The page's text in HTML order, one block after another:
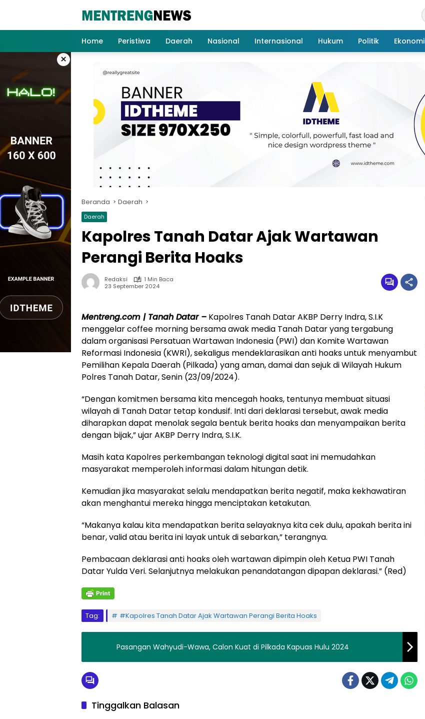
Home
Peristiwa Daerah Nasional Internasional Hukum Politik Ekonomi
×
Beranda Daerah
Daerah
Kapolres Tanah Datar Ajak Wartawan
Perangi Berita Hoaks
Redaksi
1 Min Baca
23 September 2024
Mentreng.com | Tanah Datar – Kapolres Tanah Datar AKBP Derry Indra, S.I.K
menggelar coffee morning bersama awak media Tanah Datar yang tergabung
dalam organisasi Persatuan Wartawan Indonesia (PWI) dan Komite Wartawan
Reformasi Indonesia (KWRI), sekaligus mendeklarasikan anti hoaks untuk menyambut
Pemilihan Kepala Daerah (Pilkada) yang aman, damai dan sejuk di Wilayah Hukum
Polres Tanah Datar, Senin (23/09/2024).
“Dengan komitmen bersama kita mencegah hoaks, tentunya membuat situasi
wilayah di Tanah Datar tetap kondusif. Inti dari deklarasi tersebut, awak media
diharapkan dapat menolak segala bentuk berita hoaks dan menyampaikan berita
dengan bijak,” ujar AKBP Derry Indra, S.I.K.
Masih kata Kapolres perkembangan teknologi digital saat ini memudahkan
masyarakat memperoleh informasi dalam hitungan detik.
Kemudian jika masyarakat selalu mendapatkan berita negatif, maka kekhawatiran
akan menghantui mereka hingga menciptakan ketakutan.
“Makanya kalau kita mendapatkan berita selayaknya kita cek dulu, apakah berita ini
benar, valid atau berita ini layak untuk di sebarkan,” terangnya.
Pembacaan deklarasi anti hoaks oleh wartawan dipimpin oleh Ketua PWI Tanah
Datar Yulda Veri. Selanjutnya melakukan penandatangan dipapan deklarasi.” (Red)
Tag: #Kapolres Tanah Datar Ajak Wartawan Perangi Berita Hoaks
Pasangan Wahyudi-Wawa, Calon Kuat di Pilkada Kapuas Hulu 2024
Tinggalkan Balasan